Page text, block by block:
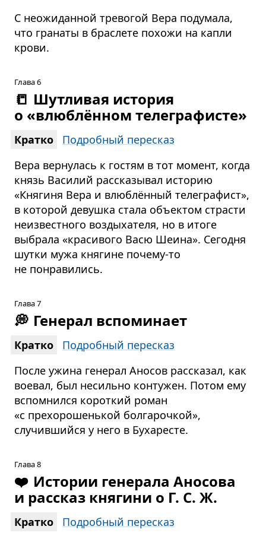
С неожиданной тревогой Вера подумала,
что гранаты в браслете похожи на капли
крови.
Глава 6
📒 Шутливая история
о «влюблённом телеграфисте»
Кратко
Подробный пересказ
Вера вернулась к гостям в тот момент, когда
князь Василий рассказывал историю
«Княгиня Вера и влюблённый телеграфист»,
в которой девушка стала объектом страсти
неизвестного воздыхателя, но в итоге
выбрала «красивого Васю Шеина». Сегодня
шутки мужа княгине почему-то
не понравились.
Глава 7
💭 Генерал вспоминает
Кратко
Подробный пересказ
После ужина генерал Аносов рассказал, как
воевал, был несильно контужен. Потом ему
вспомнился короткий роман
«с прехорошенькой болгарочкой»,
случившийся у него в Бухаресте.
Глава 8
❤️ Истории генерала Аносова
и рассказ княгини о Г. С. Ж.
Кратко
Подробный пересказ